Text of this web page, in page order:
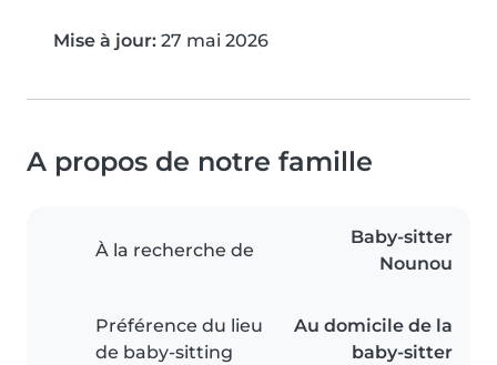
Mise à jour: 27 mai 2026
A propos de notre famille
À la recherche de
Baby-sitter
Nounou
Préférence du lieu
de baby-sitting
Au domicile de la
baby-sitter